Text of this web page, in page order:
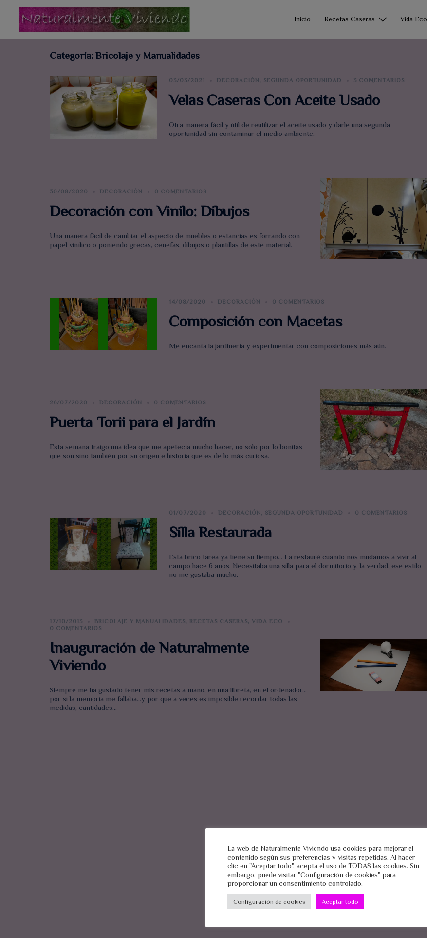
contenido
Inicio Recetas Caseras Vida Eco
Categoría: Bricolaje y Manualidades
03/03/2021 DECORACIÓN , SEGUNDA OPORTUNIDAD 3 COMENTARIOS
Velas Caseras Con Aceite Usado
Otra manera fácil y útil de reutilizar el aceite usado y darle una segunda
oportunidad sin contaminar el medio ambiente.
30/08/2020 DECORACIÓN 0 COMENTARIOS
Decoración con Vinilo: Dibujos
Una manera fácil de cambiar el aspecto de muebles o estancias es forrando con
papel vinílico o poniendo grecas, cenefas, dibujos o plantillas de este material.
14/08/2020 DECORACIÓN 0 COMENTARIOS
Composición con Macetas
Me encanta la jardinería y experimentar con composiciones más aún.
26/07/2020 DECORACIÓN 0 COMENTARIOS
Puerta Torii para el Jardín
Esta semana traigo una idea que me apetecía mucho hacer, no sólo por lo bonitas
que son sino también por su origen e historia que es de lo más curiosa.
01/07/2020 DECORACIÓN , SEGUNDA OPORTUNIDAD 0 COMENTARIOS
Silla Restaurada
Esta brico tarea ya tiene su tiempo… La restauré cuando nos mudamos a vivir al
campo hace 6 años. Necesitaba una silla para el dormitorio y, la verdad, ese estilo
no me gustaba mucho.
17/10/2013 BRICOLAJE Y MANUALIDADES, RECETAS CASERAS, VIDA ECO
0 COMENTARIOS
Inauguración de Naturalmente
Viviendo
Siempre me ha gustado tener mis recetas a mano, en una libreta, en el ordenador…
por si la memoria me fallaba…y por que a veces es imposible recordar todas las
medidas, cantidades…
La web de Naturalmente Viviendo usa cookies para mejorar el
contenido según sus preferencias y visitas repetidas. Al hacer
clic en "Aceptar todo", acepta el uso de TODAS las cookies. Sin
embargo, puede visitar "Configuración de cookies" para
proporcionar un consentimiento controlado.
Configuración de cookies Aceptar todo